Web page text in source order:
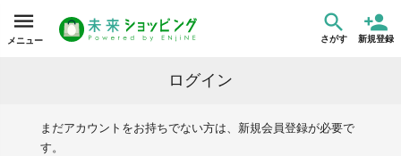
メニュー さがす 新規登録
ログイン
まだアカウントをお持ちでない方は、新規会員登録が必要で
す。